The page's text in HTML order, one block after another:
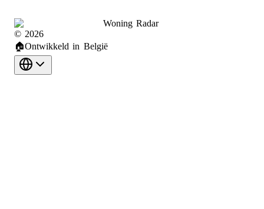
Woning Radar
© 2026
🏠Ontwikkeld in België